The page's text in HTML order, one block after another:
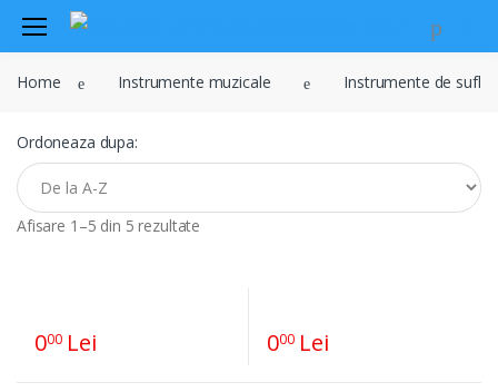
Audio
Sisteme de securitate si
Instrumente muzicale
Electrice , surse de alimentare si
iluminat
Cabluri
Home Instrumente muzicale Instrumente de suflat
Ordoneaza dupa:
Afisare 1–5 din 5 rezultate
000Lei 000Lei